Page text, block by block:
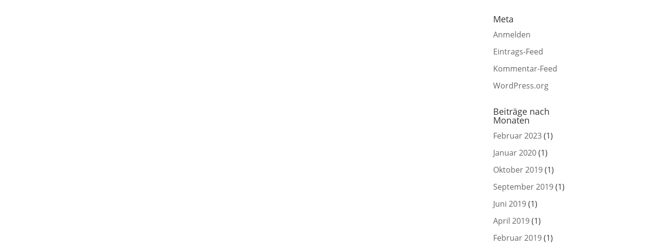
Meta
Anmelden
Eintrags-Feed
Kommentar-Feed
WordPress.org
Beiträge nach
Monaten
Februar 2023(1)
Januar 2020(1)
Oktober 2019(1)
September 2019(1)
Juni 2019(1)
April 2019(1)
Februar 2019(1)